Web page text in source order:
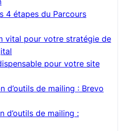
4 étapes du Parcours
vital pour votre stratégie de
pour votre site
d’outils de mailing : Brevo
d’outils de mailing :